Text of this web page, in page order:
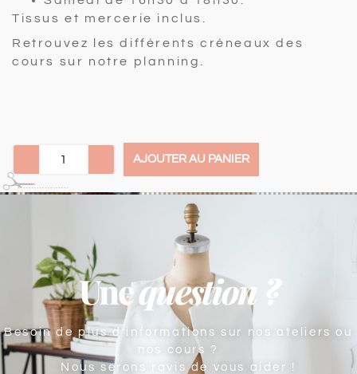
Tissus et mercerie inclus.
Retrouvez les différents créneaux des
cours sur notre planning.
AJOUTER AU PANIER
Unequestion ?
Besoin de plus d’informations sur nos ateliers ou
nos cours ?
Nous serons ravis de vous aider !